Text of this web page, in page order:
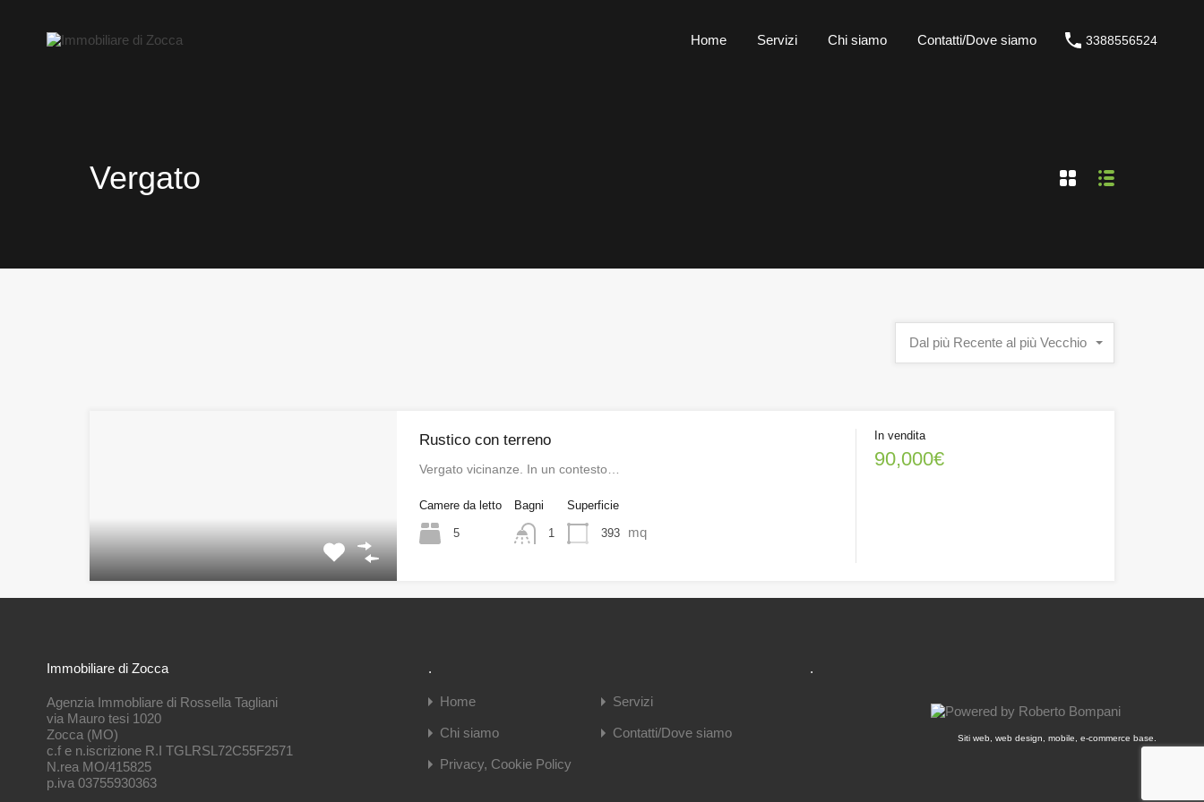
Home Servizi Chi siamo Contatti/Dove siamo 3388556524
Vergato
Dal più Recente al più Vecchio
Rustico con terreno
Vergato vicinanze. In un contesto…
Camere da letto
5
Bagni
1
Superficie
393 mq
In vendita
90,000€
Immobiliare di Zocca
Agenzia Immobliare di Rossella Tagliani
via Mauro tesi 1020
Zocca (MO)
c.f e n.iscrizione R.I TGLRSL72C55F2571
N.rea MO/415825
p.iva 03755930363
.
Home Servizi
Chi siamo Contatti/Dove siamo
Privacy, Cookie Policy
.
Siti web, web design, mobile, e-commerce base.